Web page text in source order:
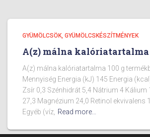
GYÜMÖLCSÖK, GYÜMÖLCSKÉSZÍTMÉNYEK
A(z) málna kalóriatartalma
A(z) málna kalóriatartalma 100 g
Mennyiség Energia (kJ) 145 Energia
Zsír 0,3 Szénhidrát 5,4 Nátrium 4 Kálium
27,3 Magnézium 24,0 Retinol ekvivalens
Egyéb (víz, Read more…